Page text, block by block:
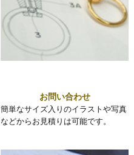
お問い合わせ
簡単なサイズ入りのイラストや写真
などからお見積りは可能です。